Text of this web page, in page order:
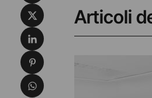
Articoli
Condividi su X
Condividi su LinkedIn
Condividi su Pinterest
Condividi su WhatsApp